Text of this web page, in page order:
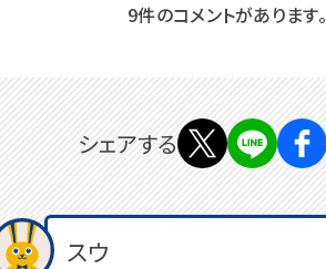
9件のコメントがあります。
シェアする
スウ